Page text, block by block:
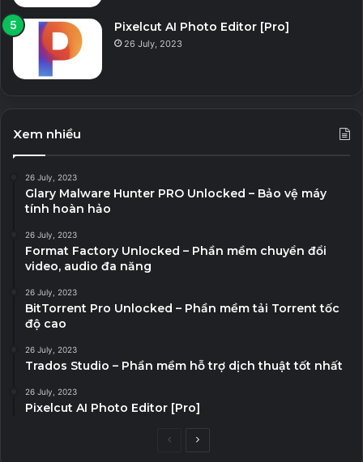
Pixelcut AI Photo Editor [Pro]
26 July, 2023
Xem nhiều
26 July, 2023
Glary Malware Hunter PRO Unlocked – Bảo vệ máy
tính hoàn hảo
26 July, 2023
Format Factory Unlocked – Phần mềm chuyển đổi
video, audio đa năng
26 July, 2023
BitTorrent Pro Unlocked – Phần mềm tải Torrent tốc
độ cao
26 July, 2023
Trados Studio – Phần mềm hỗ trợ dịch thuật tốt nhất
26 July, 2023
Pixelcut AI Photo Editor [Pro]
PreviousNext